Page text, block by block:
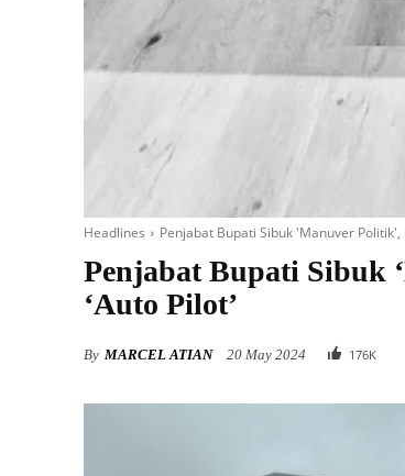
Headlines Penjabat Bupati Sibuk 'Manuver
Penjabat Bupati Sibuk
‘Auto Pilot’
By MARCEL ATIAN 20 May 2024 176K